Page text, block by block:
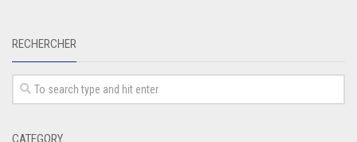
RECHERCHER
CATEGORY